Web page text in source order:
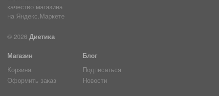
© 2026 Диетика
Магазин
Корзина
Оформить заказ
Блог
Подписаться
Новости